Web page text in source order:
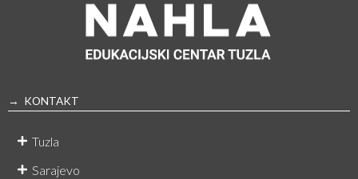
→ KONTAKT
Tuzla
Sarajevo